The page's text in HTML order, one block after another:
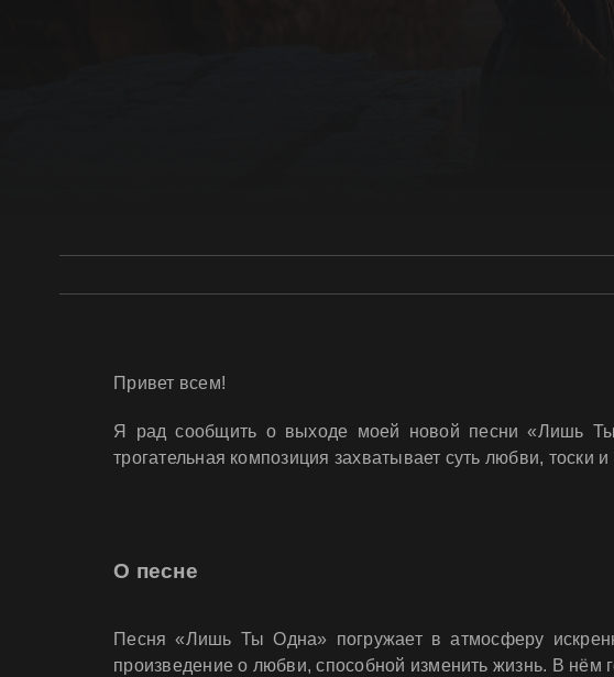
Привет всем!
Я рад сообщить о выходе моей новой песни «Лишь
трогательная композиция захватывает суть любви,
О песне
Песня «Лишь Ты Одна» погружает в атмосферу
произведение о любви, способной изменить жизнь. В нём